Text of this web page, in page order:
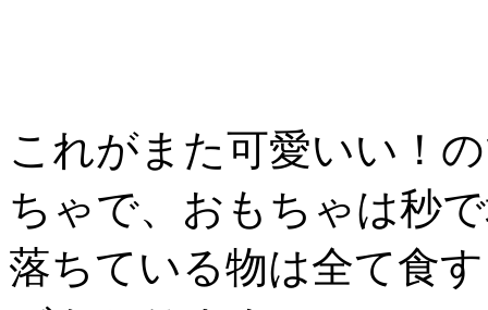
これがまた可愛いい！
ちゃで、おもちゃは秒
落ちている物は全て食